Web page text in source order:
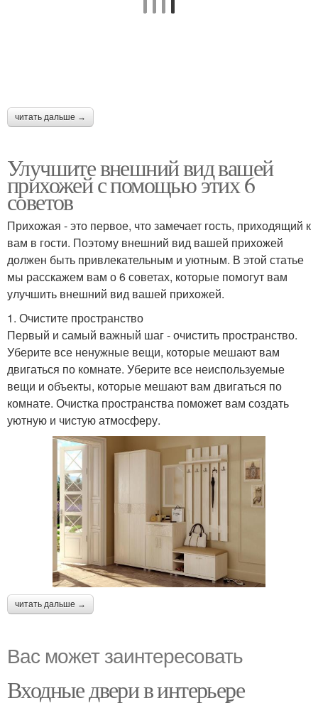
читать дальше →
Улучшите внешний вид вашей
прихожей с помощью этих 6
советов
Прихожая - это первое, что замечает гость, приходящий к
вам в гости. Поэтому внешний вид вашей прихожей
должен быть привлекательным и уютным. В этой статье
мы расскажем вам о 6 советах, которые помогут вам
улучшить внешний вид вашей прихожей.
1. Очистите пространство
Первый и самый важный шаг - очистить пространство.
Уберите все ненужные вещи, которые мешают вам
двигаться по комнате. Уберите все неиспользуемые
вещи и объекты, которые мешают вам двигаться по
комнате. Очистка пространства поможет вам создать
уютную и чистую атмосферу.
читать дальше →
Вас может заинтересовать
Входные двери в интерьере